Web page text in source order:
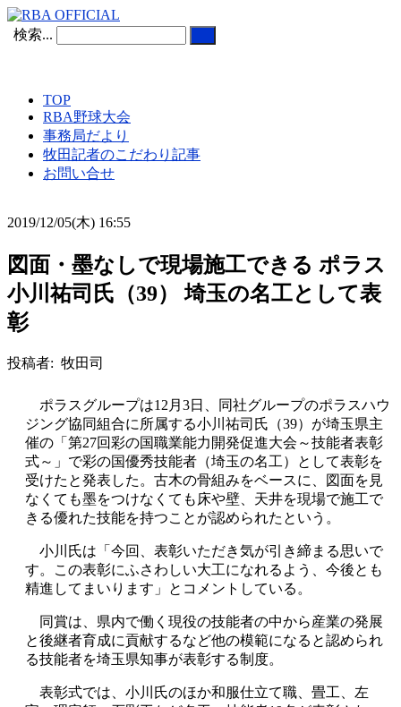
検索...
TOP
RBA野球大会
事務局だより
牧田記者のこだわり記事
お問い合せ
2019/12/05(木) 16:55
図面・墨なしで現場施工できる ポラス
小川祐司氏（39） 埼玉の名工として表
彰
投稿者: 牧田司
ポラスグループは12月3日、同社グループのポラスハウ
ジング協同組合に所属する小川祐司氏（39）が埼玉県主
催の「第27回彩の国職業能力開発促進大会～技能者表彰
式～」で彩の国優秀技能者（埼玉の名工）として表彰を
受けたと発表した。古木の骨組みをベースに、図面を見
なくても墨をつけなくても床や壁、天井を現場で施工で
きる優れた技能を持つことが認められたという。
小川氏は「今回、表彰いただき気が引き締まる思いで
す。この表彰にふさわしい大工になれるよう、今後とも
精進してまいります」とコメントしている。
同賞は、県内で働く現役の技能者の中から産業の発展
と後継者育成に貢献するなど他の模範になると認められ
る技能者を埼玉県知事が表彰する制度。
表彰式では、小川氏のほか和服仕立て職、畳工、左